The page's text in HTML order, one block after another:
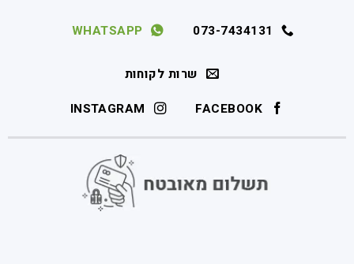
073-7434131
WHATSAPP
שרות לקוחות
FACEBOOK
INSTAGRAM